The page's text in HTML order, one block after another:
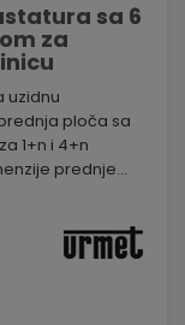
sa 6
za
uzidnu
ploča sa
1+n i 4+n
prednje...